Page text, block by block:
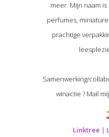
meer. Mijn naam
perfumes,
prachtige
Samenwerking/
winactie ? Mail
Linktree |